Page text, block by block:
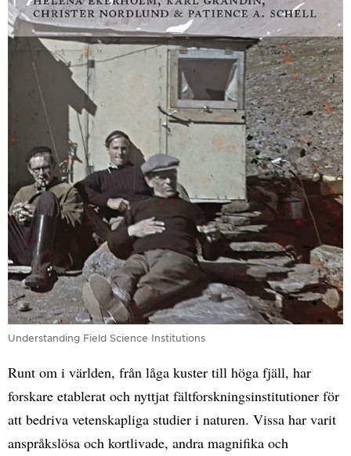
Understanding Field Science Institutions
Runt om i världen, från låga kuster till höga fjäll, har
forskare etablerat och nyttjat fältforskningsinstitutioner för
att bedriva vetenskapliga studier i naturen. Vissa har varit
anspråkslösa och kortlivade, andra magnifika och